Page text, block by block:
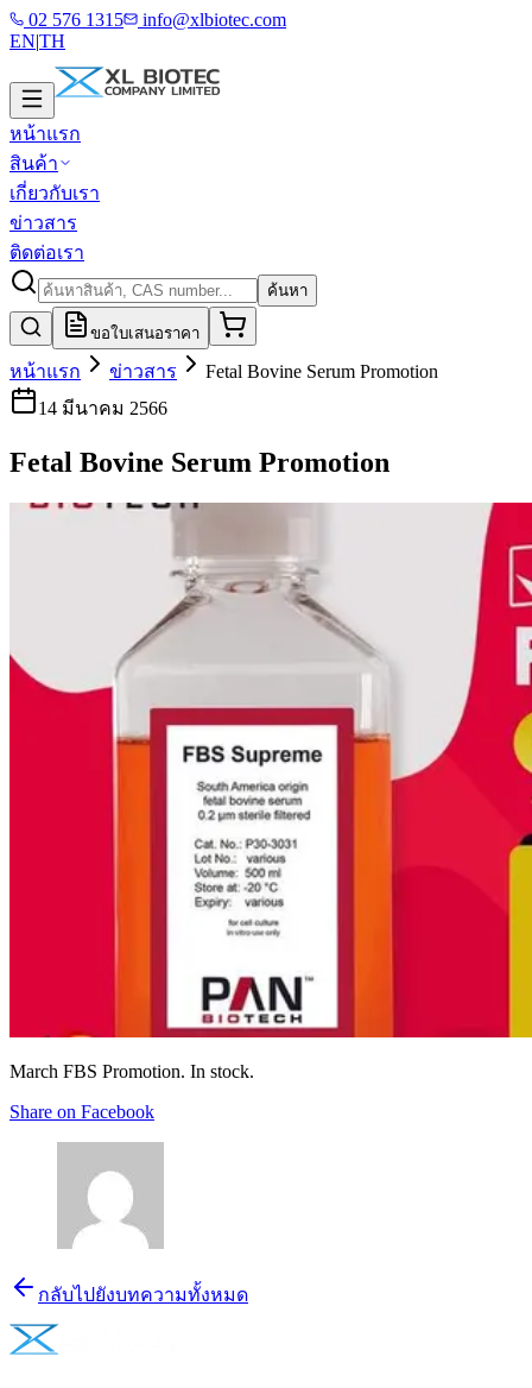
02 576 1315
info@xlbiotec.com
EN|TH
หน้าแรก
สินค้า
เกี่ยวกับเรา
ข่าวสาร
ติดต่อเรา
ค้นหา
ขอใบเสนอราคา
หน้าแรก ข่าวสาร
Fetal Bovine Serum Promotion
14 มีนาคม 2566
Fetal Bovine Serum Promotion
March FBS Promotion. In stock.
Share on Facebook
กลับไปยังบทความทั้งหมด